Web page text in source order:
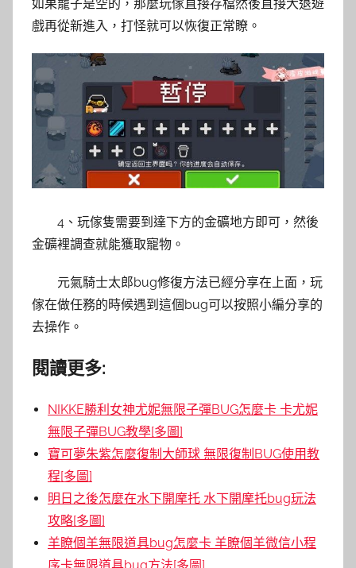
如果籠子是空的，那麼玩傢直接存檔然後直接大退遊
戲再從新進入，打怪就可以恢復正常瞭。
4、玩傢隻需要到達下方的金礦地方即可，然後
金礦裡調查就能獲取寵物。
元氣騎士太郎bug修復方法已經分享在上面，玩
傢在做任務的時候遇到這個bug可以按照小編分享的
去操作。
閱讀更多:
NIKKE勝利女神尤妮無限子彈BUG怎麼卡 卡尤妮
無限子彈BUG教學[多圖]
寶可夢朱紫怎麼復制大師球 無限復制BUG使用教
程[多圖]
明日之後怎麼在水下開摩托 水下開摩托bug玩法
攻略[多圖]
羊瞭個羊無限道具bug怎麼卡 羊瞭個羊微信小程
序卡無限道具bug方法[多圖]